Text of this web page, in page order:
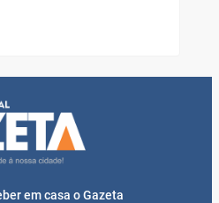
em casa o Gazeta